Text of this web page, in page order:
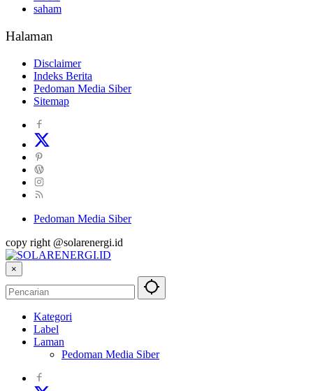
saham
Halaman
Disclaimer
Indeks Berita
Pedoman Media Siber
Sitemap
Pedoman Media Siber
copy right @solarenergi.id
×
Kategori
Label
Laman
Pedoman Media Siber